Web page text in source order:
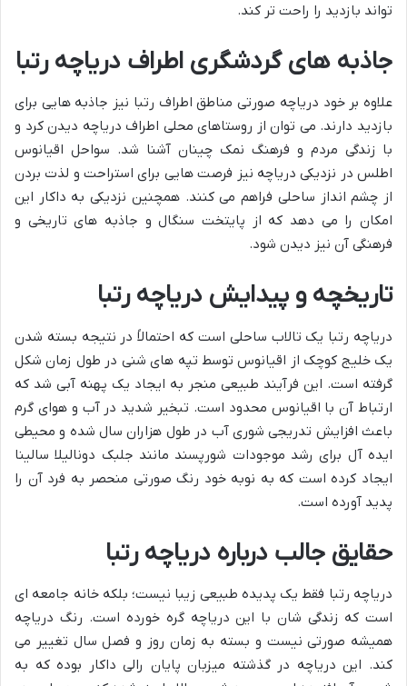
تواند بازدید را راحت تر کند.
جاذبه های گردشگری اطراف دریاچه رتبا
علاوه بر خود دریاچه صورتی مناطق اطراف رتبا نیز جاذبه هایی برای
بازدید دارند. می توان از روستاهای محلی اطراف دریاچه دیدن کرد و
با زندگی مردم و فرهنگ نمک چینان آشنا شد. سواحل اقیانوس
اطلس در نزدیکی دریاچه نیز فرصت هایی برای استراحت و لذت بردن
از چشم انداز ساحلی فراهم می کنند. همچنین نزدیکی به داکار این
امکان را می دهد که از پایتخت سنگال و جاذبه های تاریخی و
فرهنگی آن نیز دیدن شود.
تاریخچه و پیدایش دریاچه رتبا
دریاچه رتبا یک تالاب ساحلی است که احتمالاً در نتیجه بسته شدن
یک خلیج کوچک از اقیانوس توسط تپه های شنی در طول زمان شکل
گرفته است. این فرآیند طبیعی منجر به ایجاد یک پهنه آبی شد که
ارتباط آن با اقیانوس محدود است. تبخیر شدید در آب و هوای گرم
باعث افزایش تدریجی شوری آب در طول هزاران سال شده و محیطی
ایده آل برای رشد موجودات شورپسند مانند جلبک دونالیلا سالینا
ایجاد کرده است که به نوبه خود رنگ صورتی منحصر به فرد آن را
پدید آورده است.
حقایق جالب درباره دریاچه رتبا
دریاچه رتبا فقط یک پدیده طبیعی زیبا نیست؛ بلکه خانه جامعه ای
است که زندگی شان با این دریاچه گره خورده است. رنگ دریاچه
همیشه صورتی نیست و بسته به زمان روز و فصل سال تغییر می
کند. این دریاچه در گذشته میزبان پایان رالی داکار بوده که به